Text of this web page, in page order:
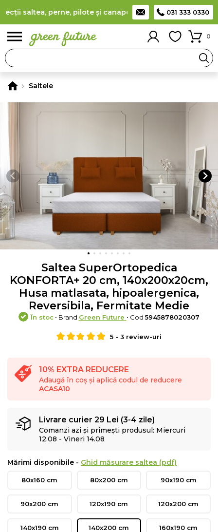
saltea, perne, pilote și canapele( detalii Producător
031 333 0330
0
Saltele
Saltea SuperOrtopedica
KONFORTA+ 20 cm, 140x200x20cm,
Husa matlasata, hipoalergenica,
Reversibila, Fermitate Medie
În stoc• Brand Green Future • Cod5945878020307
5 - 3 review-uri
10% EXTRA REDUCERE
Adaugă în coș și aplică codul de reducere
ACASA10
Livrare curier 29 Lei (3-4 zile)
Comanzi azi și primești produsul: Miercuri
12.08 - Vineri 14.08
Mărimi disponibile - Ghid măsurare saltea (pdf)
80x160 cm 80x200 cm 90x190 cm
90x200 cm 120x190 cm 120x200 cm
140x190 cm 140x200 cm 160x190 cm